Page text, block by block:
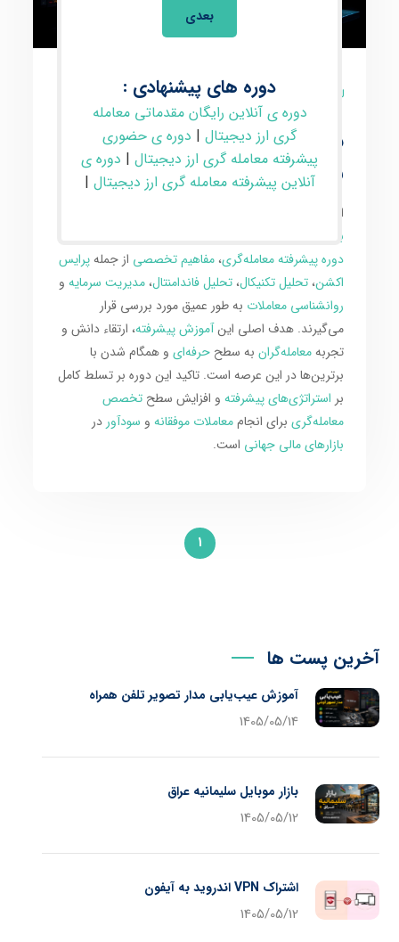
دوره ی آنلاین پیشرفته
معامله گری ارز دیجیتال
این دوره برای علاقمندان به
بین‌المللی
دوره پیشرفته معامله‌گری،مفاهیم تخصصی از جملهپرایس
اکشن،تحلیل تکنیکال،تحلیل فاندامنتال،مدیریت سرمایه و
روانشناسی معاملات به طور عمیق مورد بررسی قرار
می‌گیرند. هدف اصلی اینآموزش پیشرفته، ارتقاء دانش و
تجربهمعامله‌گران به سطححرفه‌ای و همگام شدن با
برترین‌ها در این عرصه است. تاکید این دوره بر تسلط کامل
بر استراتژی‌های پیشرفته و افزایش سطحتخصص
معامله‌گری برای انجاممعاملات موفقانه و سودآور در
بازارهای مالی جهانی است.
1
آخرین پست ها
آموزش عیب‌یابی مدار تصویر تلفن همراه
1405/05/14
بازار موبایل سلیمانیه عراق
1405/05/12
اشتراک VPN اندروید به آیفون
1405/05/12
بعدی
دوره های پیشنهادی :
دوره ی آنلاین رایگان مقدماتی معامله
گری ارز دیجیتال | دوره ی حضوری
پیشرفته معامله گری ارز دیجیتال | دوره ی
آنلاین پیشرفته معامله گری ارز دیجیتال |